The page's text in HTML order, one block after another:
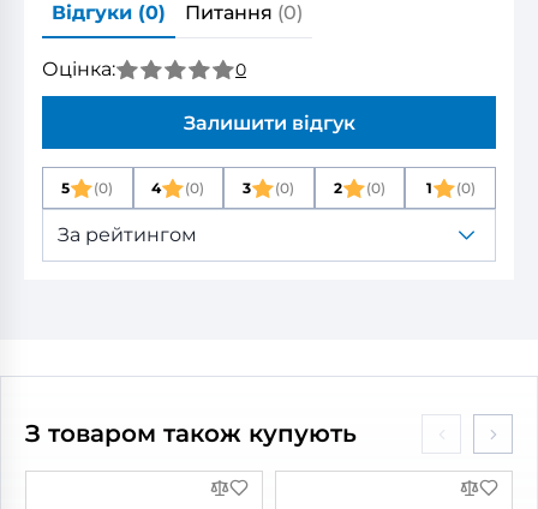
Відгуки (0) Питання (0)
Оцінка: 0
Залишити відгук
5 (0) 4 (0) 3 (0) 2 (0) 1 (0)
За рейтингом
З товаром також купують